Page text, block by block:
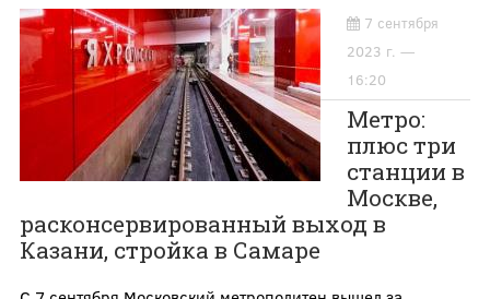
7 сентября
2023 г. —
16:20
Метро:
плюс три
станции в
Москве,
расконсервированный выход в
Казани, стройка в Самаре